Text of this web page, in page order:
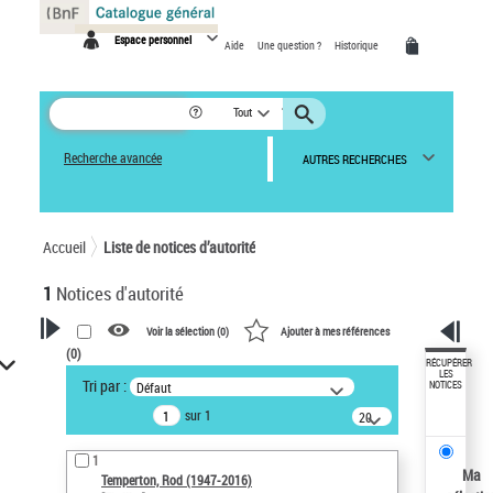
Espace personnel Aide Une question ? Historique
Tout
Recherche avancée AUTRES RECHERCHES
Accueil Liste de notices d’autorité
1 Notices d'autorité
VOTRE RECHERCHE
Recherche avancée dans les
notices d’autorité
Œuvres liées à l'auteur :
Temperton, Rod (1947-2016)
Voir la sélection (0) Ajouter à mes références
(0)
Tri par : Défaut
sur 1
20
résultats/page
1
Temperton, Rod (1947-2016)
RÉCUPÉRER
LES
NOTICES
Ma
Panneau de gestion des cookies